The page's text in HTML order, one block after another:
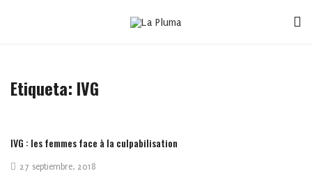
Etiqueta: IVG
IVG : les femmes face à la culpabilisation
27 septiembre, 2018